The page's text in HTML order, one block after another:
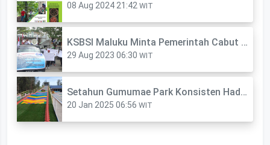
08 Aug 2024 21:42 WIT
KSBSI Maluku Minta Pemerintah Cabut Izin Nelayan Andon
29 Aug 2023 06:30 WIT
Setahun Gumumae Park Konsisten Hadirkan Wahana Permainan, Sedot Pengunjung Dari Luar SBT
20 Jan 2025 06:56 WIT